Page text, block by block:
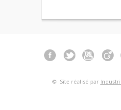
© Site réalisé par